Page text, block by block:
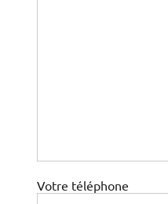
Votre téléphone